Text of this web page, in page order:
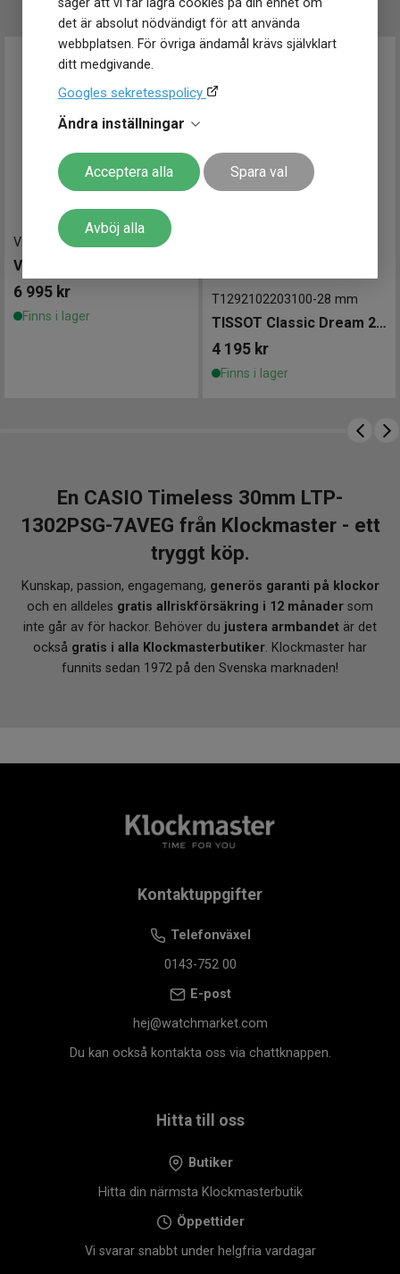
säger att vi får lagra cookies på din enhet om
det är absolut nödvändigt för att använda
webbplatsen. För övriga ändamål krävs självklart
ditt medgivande.
Googles sekretesspolicy
Ändra inställningar
Acceptera alla Spara val
Avböj alla
Klockmaster Uppsala, Gränby
Klockmaster Örebro
Klockmaster Östersund
V241753-35 mm
6 995 kr
Finns i lager
T1292102203100-28 mm
TISSOT Classic Dream 28mm
4 195 kr
Finns i lager
En CASIO Timeless 30mm LTP-
1302PSG-7AVEG från Klockmaster - ett
tryggt köp.
Kunskap, passion, engagemang, generös garanti på klockor
och en alldeles gratis allriskförsäkring i 12 månader som
inte går av för hackor. Behöver du justera armbandet är det
också gratis i alla Klockmasterbutiker. Klockmaster har
funnits sedan 1972 på den Svenska marknaden!
Kontaktuppgifter
Telefonväxel
0143-752 00
E-post
hej@watchmarket.com
Du kan också kontakta oss via chattknappen.
Hitta till oss
Butiker
Hitta din närmsta Klockmasterbutik
Öppettider
Vi svarar snabbt under helgfria vardagar